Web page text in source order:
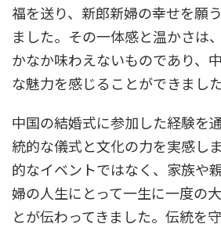
福を送り、新郎新婦の幸せを願
ました。その一体感と温かさは
かなか味わえないものであり、
な魅力を感じることができました
中国の結婚式に参加した経験を
統的な儀式と文化の力を実感し
的なイベントではなく、家族や
婦の人生にとって一生に一度の
とが伝わってきました。伝統を